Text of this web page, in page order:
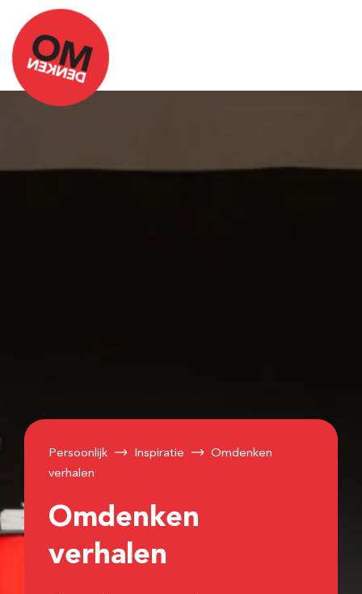
Persoonlijk Inspiratie
Omdenken
verhalen
Omdenken
verhalen